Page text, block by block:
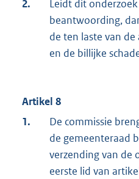
2.
Leidt dit
beantwoording,
de ten laste van
en de billijke
Artikel 8
1.
De commissie
de gemeenteraad
verzending van de
eerste lid van